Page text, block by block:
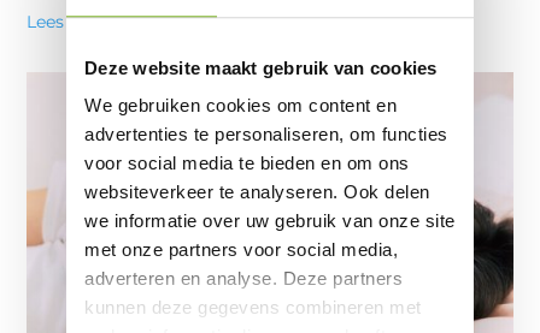
Deze website maakt gebruik van cookies
We gebruiken cookies om content en
advertenties te personaliseren, om functies
voor social media te bieden en om ons
websiteverkeer te analyseren. Ook delen
we informatie over uw gebruik van onze site
met onze partners voor social media,
adverteren en analyse. Deze partners
kunnen deze gegevens combineren met
Lees hier onze tips voor een goede nachtrust.